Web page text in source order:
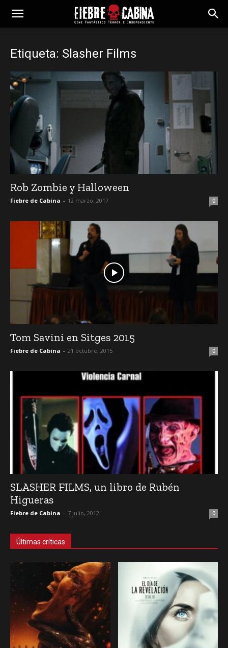
Etiqueta: Slasher Films
Rob Zombie y Halloween
Fiebre de Cabina - 12 marzo, 2017 0
Tom Savini en Sitges 2015
Fiebre de Cabina - 21 octubre, 2015 0
SLASHER FILMS, un libro de Rubén
Higueras
Fiebre de Cabina - 7 julio, 2012 0
Últimas críticas